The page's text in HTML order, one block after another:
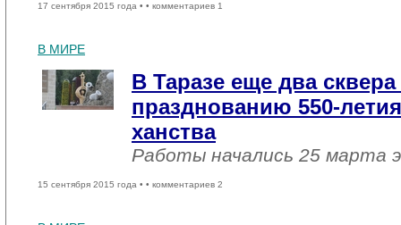
17 сентября 2015 года • • комментариев 1
В МИРЕ
В Таразе еще два
празднованию 550-
ханства
Работы начались 25 марта
15 сентября 2015 года • • комментариев 2